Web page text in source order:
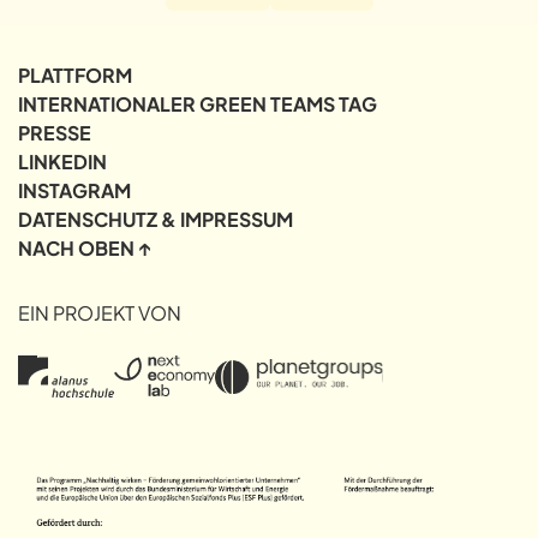
Säule III
Lösungsorientierung
0/2
Säule IV
Selbstwirksamkeit
0/2
Säule VI
Zukunftsorientierung
0/2
Netzwerkorientierung
PLATTFORM
INTERNATIONALER GREEN TEAMS TAG
PRESSE
LINKEDIN
INSTAGRAM
DATENSCHUTZ & IMPRESSUM
NACH OBEN ↑
EIN PROJEKT VON